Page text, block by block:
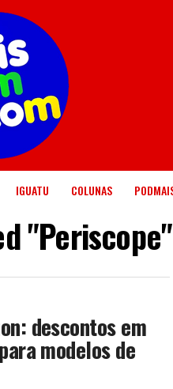
IGUATU COLUNAS
"Periscope"
descontos em
modelos de